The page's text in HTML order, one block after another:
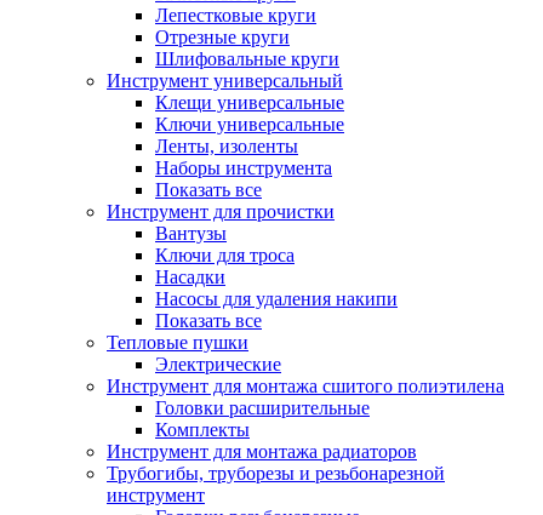
Лепестковые круги
Отрезные круги
Шлифовальные круги
Инструмент универсальный
Клещи универсальные
Ключи универсальные
Ленты, изоленты
Наборы инструмента
Показать все
Инструмент для прочистки
Вантузы
Ключи для троса
Насадки
Насосы для удаления накипи
Показать все
Тепловые пушки
Электрические
Инструмент для монтажа сшитого полиэтилена
Головки расширительные
Комплекты
Инструмент для монтажа радиаторов
Трубогибы, труборезы и резьбонарезной
инструмент